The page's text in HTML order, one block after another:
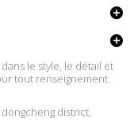
le style, le détail et
tout renseignement.
district,